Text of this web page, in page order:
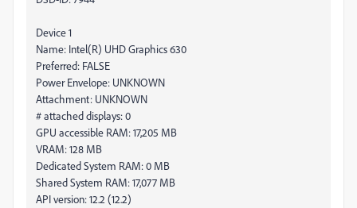
Device 1
Name: Intel(R) UHD Graphics 630
Preferred: FALSE
Power Envelope: UNKNOWN
Attachment: UNKNOWN
# attached displays: 0
GPU accessible RAM: 17,205 MB
VRAM: 128 MB
Dedicated System RAM: 0 MB
Shared System RAM: 17,077 MB
API version: 12.2 (12.2)